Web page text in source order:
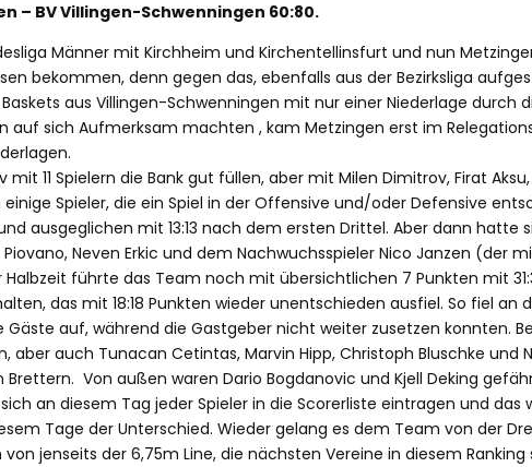
– BV Villingen-Schwenningen 60:80.
Männer mit Kirchheim und Kirchentellinsfurt und nun
bekommen, denn gegen das, ebenfalls aus der Bezirksliga
aus Villingen-Schwenningen mit nur einer Niederlage durch
auf sich Aufmerksam machten , kam Metzingen erst im
11 Spielern die Bank gut füllen, aber mit Milen Dimitrov, Firat
Spieler, die ein Spiel in der Offensive und/oder Defensive
ausgeglichen mit 13:13 nach dem ersten Drittel. Aber dann hatte
Neven Erkic und dem Nachwuchsspieler Nico Janzen (der
Halbzeit führte das Team noch mit übersichtlichen 7 Punkten mit
das mit 18:18 Punkten wieder unentschieden ausfiel. So fiel an
auf, während die Gastgeber nicht weiter zusetzen konnten.
aber auch Tunacan Cetintas, Marvin Hipp, Christoph Bluschke und
Von außen waren Dario Bogdanovic und Kjell Deking
an diesem Tag jeder Spieler in die Scorerliste eintragen und das
Tage der Unterschied. Wieder gelang es dem Team von der
jenseits der 6,75m Line, die nächsten Vereine in diesem